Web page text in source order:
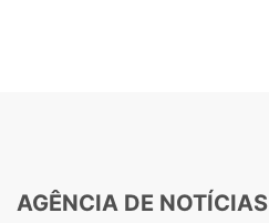
AGÊNCIA DE NOTÍCIAS